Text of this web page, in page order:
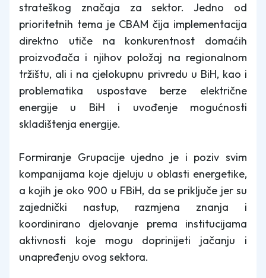
strateškog značaja za sektor. Jedno od
prioritetnih tema je CBAM čija implementacija
direktno utiče na konkurentnost domaćih
proizvođača i njihov položaj na regionalnom
tržištu, ali i na cjelokupnu privredu u BiH, kao i
problematika uspostave berze električne
energije u BiH i uvođenje mogućnosti
skladištenja energije.
Formiranje Grupacije ujedno je i poziv svim
kompanijama koje djeluju u oblasti energetike,
a kojih je oko 900 u FBiH, da se priključe jer su
zajednički nastup, razmjena znanja i
koordinirano djelovanje prema institucijama
aktivnosti koje mogu doprinijeti jačanju i
unapređenju ovog sektora.